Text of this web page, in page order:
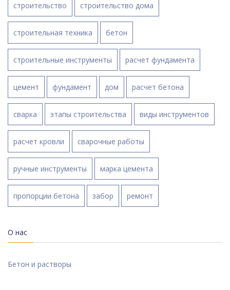
строительство строительство дома
строительная техника бетон
строительные инструменты расчет фундамента
цемент фундамент дом расчет бетона
сварка этапы строительства виды инструментов
расчет кровли сварочные работы
ручные инструменты марка цемента
пропорции бетона забор ремонт
О нас
Бетон и растворы